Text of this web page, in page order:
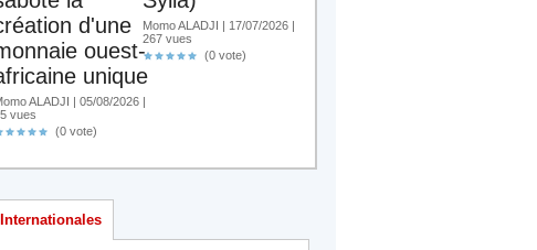
d'une
ouest-
unique
ALADJI | 05/08/2026 |
vues
(0 vote)
Momo ALADJI | 17/07/2026 |
267 vues
(0 vote)
Internationales